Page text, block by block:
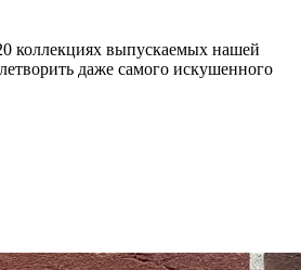
коллекциях выпускаемых нашей
даже самого искушенного